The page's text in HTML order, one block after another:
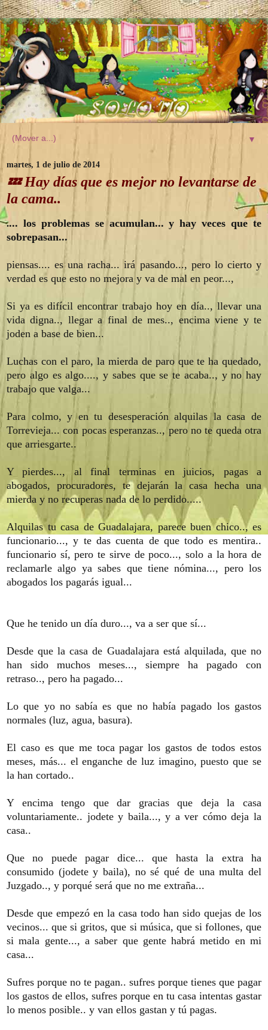
▼
martes, 1 de julio de 2014
💤 Hay días que es mejor no levantarse de
la cama..
.... los problemas se acumulan... y hay veces que te
sobrepasan...
piensas.... es una racha... irá pasando..., pero lo cierto y
verdad es que esto no mejora y va de mal en peor...,
Si ya es difícil encontrar trabajo hoy en día.., llevar una
vida digna.., llegar a final de mes.., encima viene y te
joden a base de bien...
Luchas con el paro, la mierda de paro que te ha quedado,
pero algo es algo...., y sabes que se te acaba.., y no hay
trabajo que valga...
Para colmo, y en tu desesperación alquilas la casa de
Torrevieja... con pocas esperanzas.., pero no te queda otra
que arriesgarte..
Y pierdes..., al final terminas en juicios, pagas a
abogados, procuradores, te dejarán la casa hecha una
mierda y no recuperas nada de lo perdido.....
Alquilas tu casa de Guadalajara, parece buen chico.., es
funcionario..., y te das cuenta de que todo es mentira..
funcionario sí, pero te sirve de poco..., solo a la hora de
reclamarle algo ya sabes que tiene nómina..., pero los
abogados los pagarás igual...
Que he tenido un día duro..., va a ser que sí...
Desde que la casa de Guadalajara está alquilada, que no
han sido muchos meses..., siempre ha pagado con
retraso.., pero ha pagado...
Lo que yo no sabía es que no había pagado los gastos
normales (luz, agua, basura).
El caso es que me toca pagar los gastos de todos estos
meses, más... el enganche de luz imagino, puesto que se
la han cortado..
Y encima tengo que dar gracias que deja la casa
voluntariamente.. jodete y baila..., y a ver cómo deja la
casa..
Que no puede pagar dice... que hasta la extra ha
consumido (jodete y baila), no sé qué de una multa del
Juzgado.., y porqué será que no me extraña...
Desde que empezó en la casa todo han sido quejas de los
vecinos... que si gritos, que si música, que si follones, que
si mala gente..., a saber que gente habrá metido en mi
casa...
Sufres porque no te pagan.. sufres porque tienes que pagar
los gastos de ellos, sufres porque en tu casa intentas gastar
lo menos posible.. y van ellos gastan y tú pagas.